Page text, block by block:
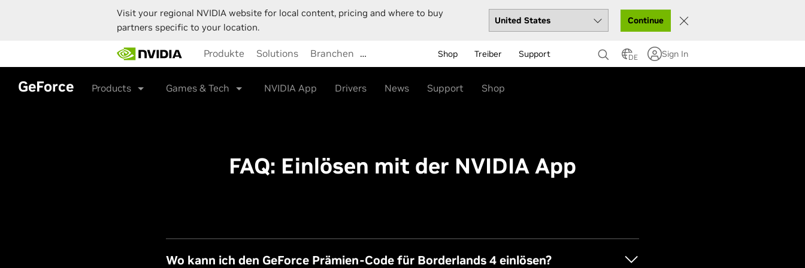
Visit your regional NVIDIA website for local content, pricing and where to buy
partners specific to your location.
Continue
main
content
Produkte Solutions Branchen … Shop Treiber Support DE Sign In
GeForce Products Games & Tech NVIDIA App Drivers News Support Shop
FAQ: Einlösen mit der NVIDIA App
Wo kann ich den GeForce Prämien-Code für Borderlands 4 einlösen?